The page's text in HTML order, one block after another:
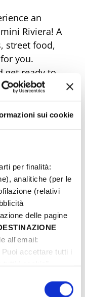
sui cookie
per finalità:
analitiche (per le
(relativi
delle pagine
all'email:
Puoi accettare tutti i
tutti i cookie”,
“Personalizza”.
an
Riviera! A
street food,
you.
get ready to
your